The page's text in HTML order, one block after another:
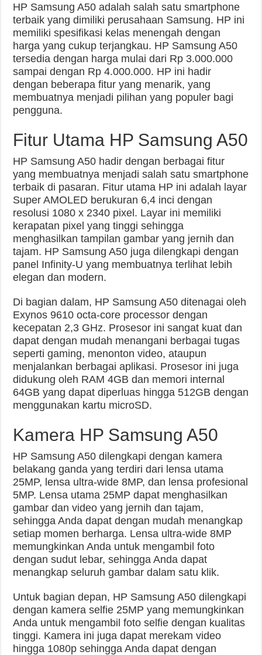
HP Samsung A50 adalah salah satu smartphone
terbaik yang dimiliki perusahaan Samsung. HP ini
memiliki spesifikasi kelas menengah dengan
harga yang cukup terjangkau. HP Samsung A50
tersedia dengan harga mulai dari Rp 3.000.000
sampai dengan Rp 4.000.000. HP ini hadir
dengan beberapa fitur yang menarik, yang
membuatnya menjadi pilihan yang populer bagi
pengguna.
Fitur Utama HP Samsung A50
HP Samsung A50 hadir dengan berbagai fitur
yang membuatnya menjadi salah satu smartphone
terbaik di pasaran. Fitur utama HP ini adalah layar
Super AMOLED berukuran 6,4 inci dengan
resolusi 1080 x 2340 pixel. Layar ini memiliki
kerapatan pixel yang tinggi sehingga
menghasilkan tampilan gambar yang jernih dan
tajam. HP Samsung A50 juga dilengkapi dengan
panel Infinity-U yang membuatnya terlihat lebih
elegan dan modern.
Di bagian dalam, HP Samsung A50 ditenagai oleh
Exynos 9610 octa-core processor dengan
kecepatan 2,3 GHz. Prosesor ini sangat kuat dan
dapat dengan mudah menangani berbagai tugas
seperti gaming, menonton video, ataupun
menjalankan berbagai aplikasi. Prosesor ini juga
didukung oleh RAM 4GB dan memori internal
64GB yang dapat diperluas hingga 512GB dengan
menggunakan kartu microSD.
Kamera HP Samsung A50
HP Samsung A50 dilengkapi dengan kamera
belakang ganda yang terdiri dari lensa utama
25MP, lensa ultra-wide 8MP, dan lensa profesional
5MP. Lensa utama 25MP dapat menghasilkan
gambar dan video yang jernih dan tajam,
sehingga Anda dapat dengan mudah menangkap
setiap momen berharga. Lensa ultra-wide 8MP
memungkinkan Anda untuk mengambil foto
dengan sudut lebar, sehingga Anda dapat
menangkap seluruh gambar dalam satu klik.
Untuk bagian depan, HP Samsung A50 dilengkapi
dengan kamera selfie 25MP yang memungkinkan
Anda untuk mengambil foto selfie dengan kualitas
tinggi. Kamera ini juga dapat merekam video
hingga 1080p sehingga Anda dapat dengan